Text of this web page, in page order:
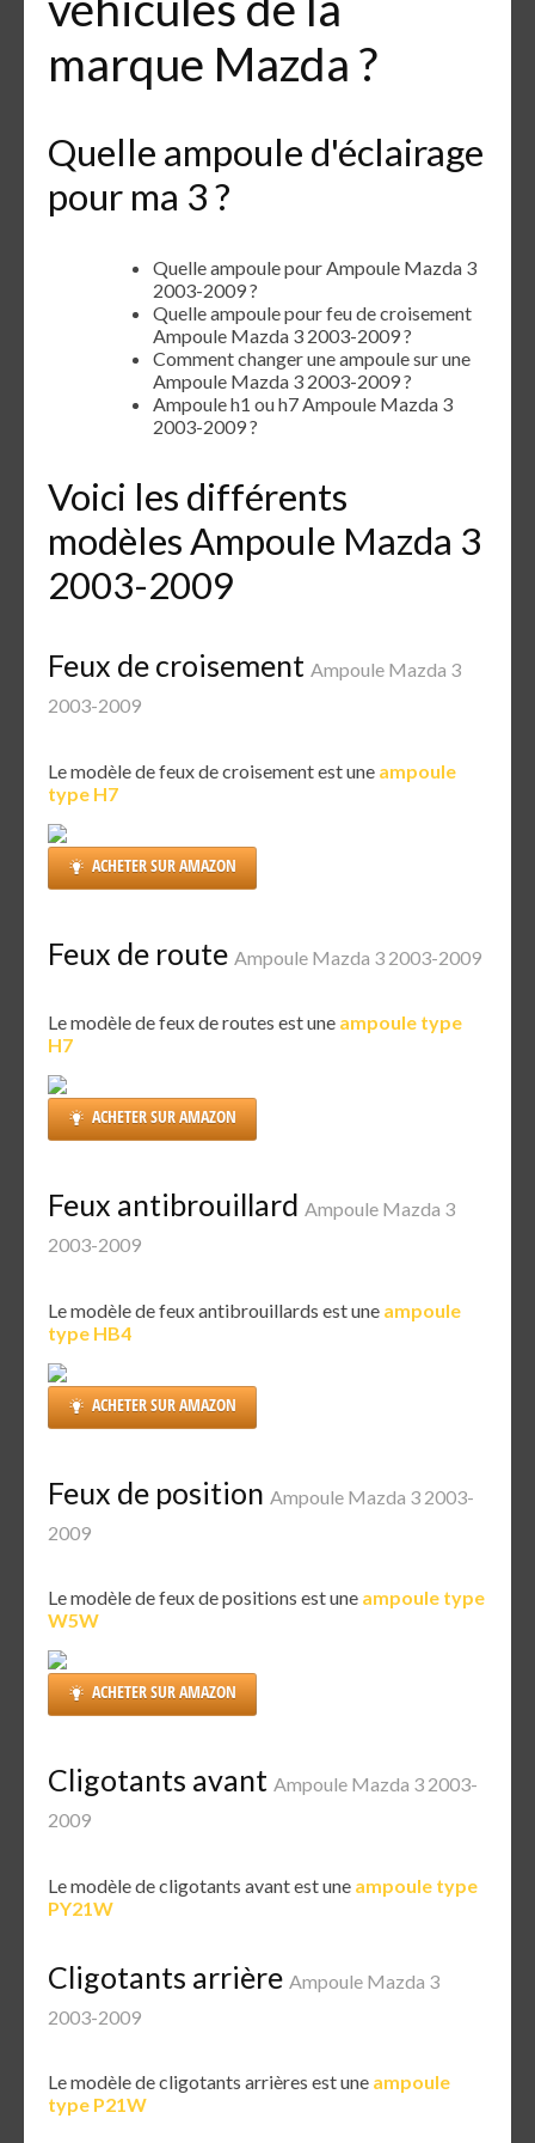
marque Mazda ?
Quelle ampoule d'éclairage
pour ma 3 ?
Quelle ampoule pour Ampoule Mazda 3
2003-2009 ?
Quelle ampoule pour feu de croisement
Ampoule Mazda 3 2003-2009 ?
Comment changer une ampoule sur une
Ampoule Mazda 3 2003-2009 ?
Ampoule h1 ou h7 Ampoule Mazda 3
2003-2009 ?
Voici les différents
modèles Ampoule Mazda 3
2003-2009
Feux de croisement Ampoule Mazda 3
2003-2009
Le modèle de feux de croisement est une ampoule
type H7
ACHETER SUR AMAZON
Feux de route Ampoule Mazda 3 2003-2009
Le modèle de feux de routes est une ampoule type
H7
ACHETER SUR AMAZON
Feux antibrouillard Ampoule Mazda 3
2003-2009
Le modèle de feux antibrouillards est une ampoule
type HB4
ACHETER SUR AMAZON
Feux de position Ampoule Mazda 3 2003-
2009
Le modèle de feux de positions est une ampoule type
W5W
ACHETER SUR AMAZON
Cligotants avant Ampoule Mazda 3 2003-
2009
Le modèle de cligotants avant est une ampoule type
PY21W
Cligotants arrière Ampoule Mazda 3
2003-2009
Le modèle de cligotants arrières est une ampoule
type P21W